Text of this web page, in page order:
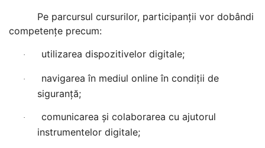
Pe parcursul cursurilor, participanții vor dobândi
competențe precum:
· utilizarea dispozitivelor digitale;
·
navigarea în mediul online în condiții de
siguranță;
·
comunicarea și colaborarea cu ajutorul
instrumentelor digitale;